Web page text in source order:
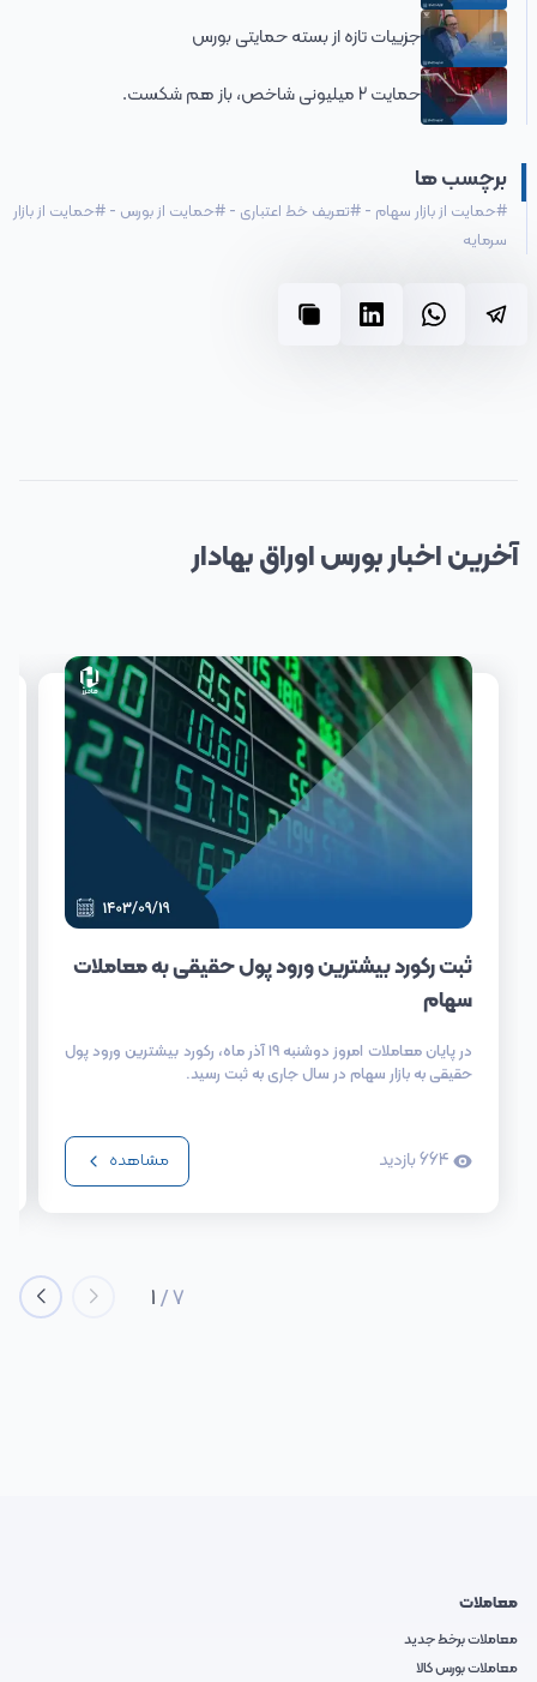
جزییات تازه از بسته حمایتی بورس
حمایت 2 میلیونی شاخص، باز هم شکست.
برچسب ها
#حمایت از بازار سهام -
#تعریف خط اعتباری -
#حمایت از بورس -
#حمایت از بازار
سرمایه
آخریناخباربورس اوراق بهادار
ثبت رکورد بیشترین ورود پول حقیقی به معاملات
سهام
در پایان معاملات امروز دوشنبه ۱۹ آذر ماه، رکورد بیشترین ورود پول
حقیقی به بازار سهام در سال جاری به ثبت رسید.
664بازدید مشاهده
1/7
معاملات
معاملات برخط جدید
معاملات بورس کالا